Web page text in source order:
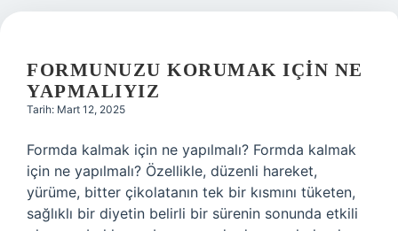
FORMUNUZU KORUMAK IÇIN NE
YAPMALIYIZ
Tarih: Mart 12, 2025
Formda kalmak için ne yapılmalı? Formda kalmak
için ne yapılmalı? Özellikle, düzenli hareket,
yürüme, bitter çikolatanın tek bir kısmını tüketen,
sağlıklı bir diyetin belirli bir sürenin sonunda etkili